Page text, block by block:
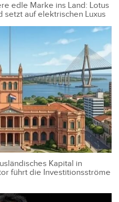
edle Marke ins Land: Lotus
setzt auf elektrischen Luxus
Kapital in
führt die Investitionsströme